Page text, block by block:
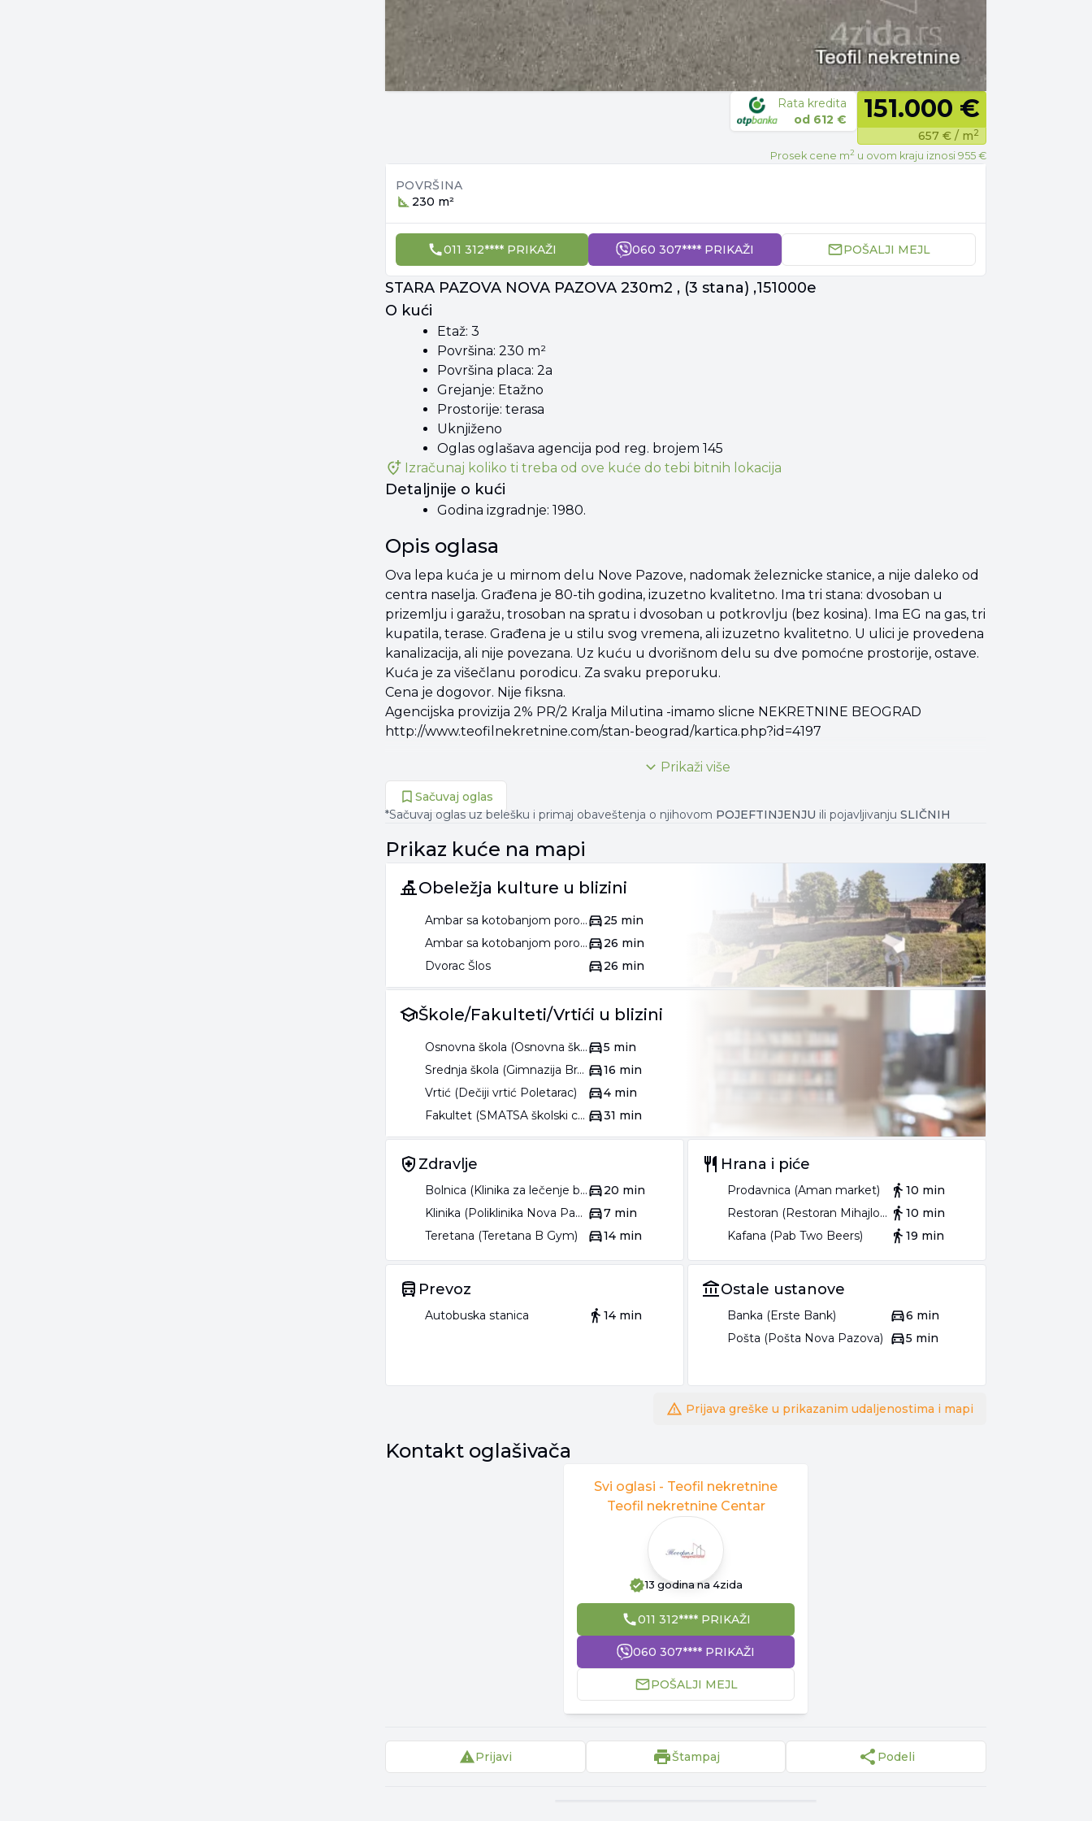
Rata kredita
od 612 € 151.000 €
657 € / m2
Prosek cene m2 u ovom kraju iznosi 955 €
POVRŠINA
230 m²
011 312**** PRIKAŽI 060 307**** PRIKAŽI POŠALJI MEJL
STARA PAZOVA NOVA PAZOVA 230m2 , (3 stana) ,151000e
O kući
Etaž: 3
Površina: 230 m²
Površina placa: 2a
Grejanje: Etažno
Prostorije: terasa
Uknjiženo
Oglas oglašava agencija pod reg. brojem 145
Izračunaj koliko ti treba od ove kuće do tebi bitnih lokacija
Detaljnije o kući
Godina izgradnje: 1980.
Opis oglasa
Ova lepa kuća je u mirnom delu Nove Pazove, nadomak železnicke stanice, a nije daleko od
centra naselja. Građena je 80-tih godina, izuzetno kvalitetno. Ima tri stana: dvosoban u
prizemlju i garažu, trosoban na spratu i dvosoban u potkrovlju (bez kosina). Ima EG na gas, tri
kupatila, terase. Građena je u stilu svog vremena, ali izuzetno kvalitetno. U ulici je provedena
kanalizacija, ali nije povezana. Uz kuću u dvorišnom delu su dve pomoćne prostorije, ostave.
Kuća je za višečlanu porodicu. Za svaku preporuku.
Cena je dogovor. Nije fiksna.
Agencijska provizija 2% PR/2 Kralja Milutina -imamo slicne NEKRETNINE BEOGRAD
http://www.teofilnekretnine.com/stan-beograd/kartica.php?id=4197
060 307**** PRIKAŽIPrikaži više
Sačuvaj oglas
*Sačuvaj oglas uz belešku i primaj obaveštenja o njihovom POJEFTINJENJU ili pojavljivanju SLIČNIH
Prikaz kuće na mapi
Obeležja kulture u blizini
Ambar sa kotobanjom porodice Lepšanović
25 min
Ambar sa kotobanjom porodice Galečić
26 min
Dvorac Šlos
26 min
Škole/Fakulteti/Vrtići u blizini
Osnovna škola (Osnovna škola Rastko Nemanjić)
5 min
Srednja škola (Gimnazija Branko Radičević)
16 min
Vrtić (Dečiji vrtić Poletarac)
4 min
Fakultet (SMATSA školski centar)
31 min
Zdravlje
Bolnica (Klinika za lečenje bolesti zavisnosti MedTim)
20 min
Klinika (Poliklinika Nova Pazova)
7 min
Teretana (Teretana B Gym)
14 min
Hrana i piće
Prodavnica (Aman market)
10 min
Restoran (Restoran Mihajlović)
10 min
Kafana (Pab Two Beers)
19 min
Prevoz
Autobuska stanica 14 min
Ostale ustanove
Banka (Erste Bank)
6 min
Pošta (Pošta Nova Pazova)
5 min
Prijava greške u prikazanim udaljenostima i mapi
Kontakt oglašivača
Svi oglasi - Teofil nekretnine
Teofil nekretnine Centar
13 godinana 4zida
011 312**** PRIKAŽI
060 307**** PRIKAŽI
POŠALJI MEJL
Prijavi Štampaj Podeli